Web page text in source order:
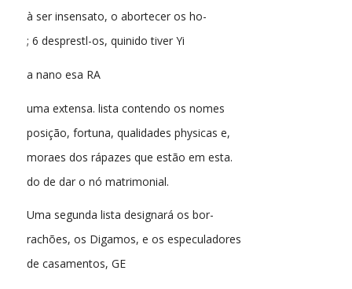
à ser insensato, o abortecer os ho-
; 6 desprestl-os, quinido tiver Yi
a nano esa RA
uma extensa. lista contendo os nomes
posição, fortuna, qualidades physicas e,
moraes dos rápazes que estão em esta.
do de dar o nó matrimonial.
Uma segunda lista designará os bor-
rachões, os Digamos, e os especuladores
de casamentos, GE